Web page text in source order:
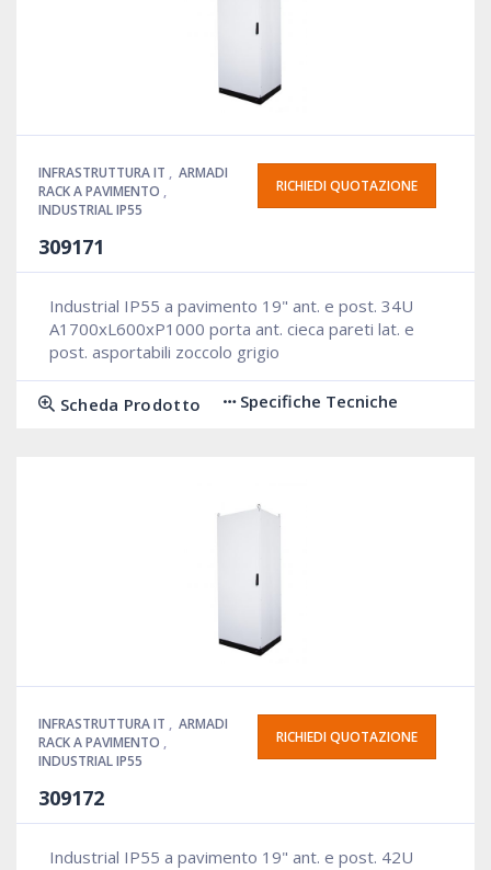
INFRASTRUTTURA IT , ARMADI
RACK A PAVIMENTO ,
INDUSTRIAL IP55
309171
RICHIEDI QUOTAZIONE
Industrial IP55 a pavimento 19" ant. e post. 34U
A1700xL600xP1000 porta ant. cieca pareti lat. e
post. asportabili zoccolo grigio
Scheda Prodotto Specifiche Tecniche
INFRASTRUTTURA IT , ARMADI
RACK A PAVIMENTO ,
INDUSTRIAL IP55
309172
RICHIEDI QUOTAZIONE
Industrial IP55 a pavimento 19" ant. e post. 42U